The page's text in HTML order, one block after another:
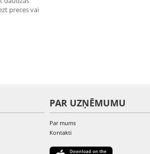
preces vai
PAR UZŅĒMUMU
Par mums
Kontakti